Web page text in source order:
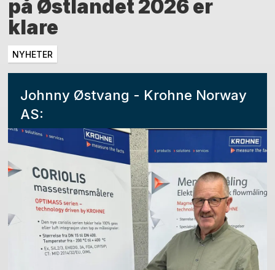
på Østlandet 2026 er
klare
NYHETER
Johnny Østvang - Krohne Norway
AS: